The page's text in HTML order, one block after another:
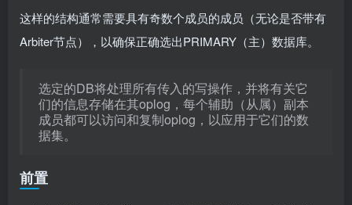
这样的结构通常需要具有奇数个成员的成员（无论是否带有
Arbiter节点），以确保正确选出PRIMARY（主）数据库。
选定的DB将处理所有传入的写操作，并将有关它
们的信息存储在其oplog，每个辅助（从属）副本
成员都可以访问和复制oplog，以应用于它们的数
据集。
前置